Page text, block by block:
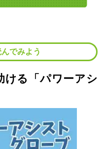
でみよう
ける「パワーアシ